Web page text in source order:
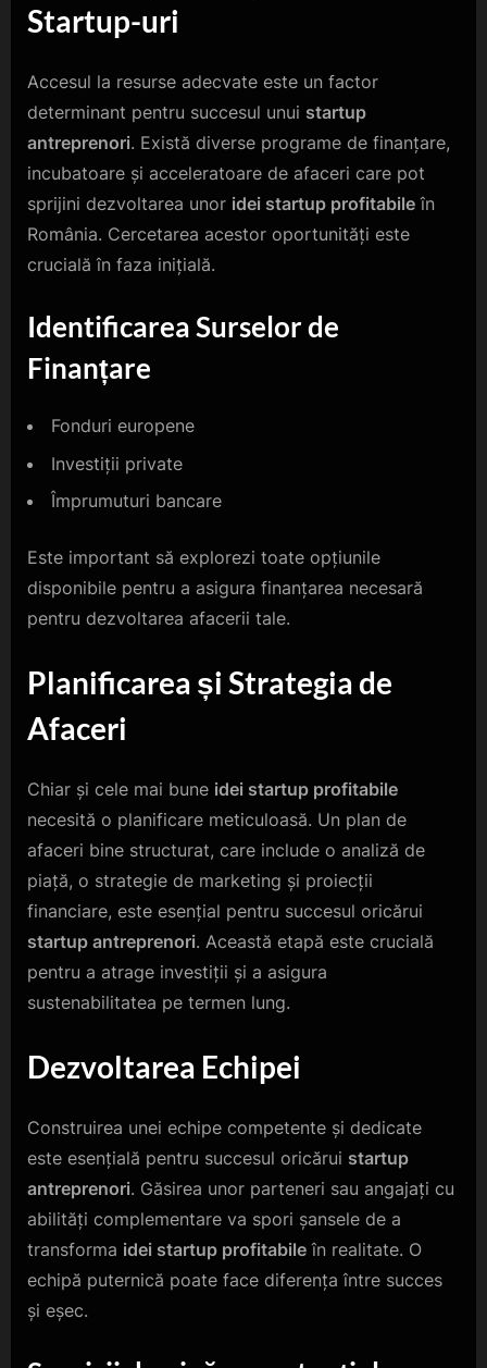
Startup-uri
Accesul la resurse adecvate este un factor
determinant pentru succesul unui startup
antreprenori. Există diverse programe de finanțare,
incubatoare și acceleratoare de afaceri care pot
sprijini dezvoltarea unor idei startup profitabile în
România. Cercetarea acestor oportunități este
crucială în faza inițială.
Identificarea Surselor de
Finanțare
Fonduri europene
Investiții private
Împrumuturi bancare
Este important să explorezi toate opțiunile
disponibile pentru a asigura finanțarea necesară
pentru dezvoltarea afacerii tale.
Planificarea și Strategia de
Afaceri
Chiar și cele mai bune idei startup profitabile
necesită o planificare meticuloasă. Un plan de
afaceri bine structurat, care include o analiză de
piață, o strategie de marketing și proiecții
financiare, este esențial pentru succesul oricărui
startup antreprenori. Această etapă este crucială
pentru a atrage investiții și a asigura
sustenabilitatea pe termen lung.
Dezvoltarea Echipei
Construirea unei echipe competente și dedicate
este esențială pentru succesul oricărui startup
antreprenori. Găsirea unor parteneri sau angajați cu
abilități complementare va spori șansele de a
transforma idei startup profitabile în realitate. O
echipă puternică poate face diferența între succes
și eșec.